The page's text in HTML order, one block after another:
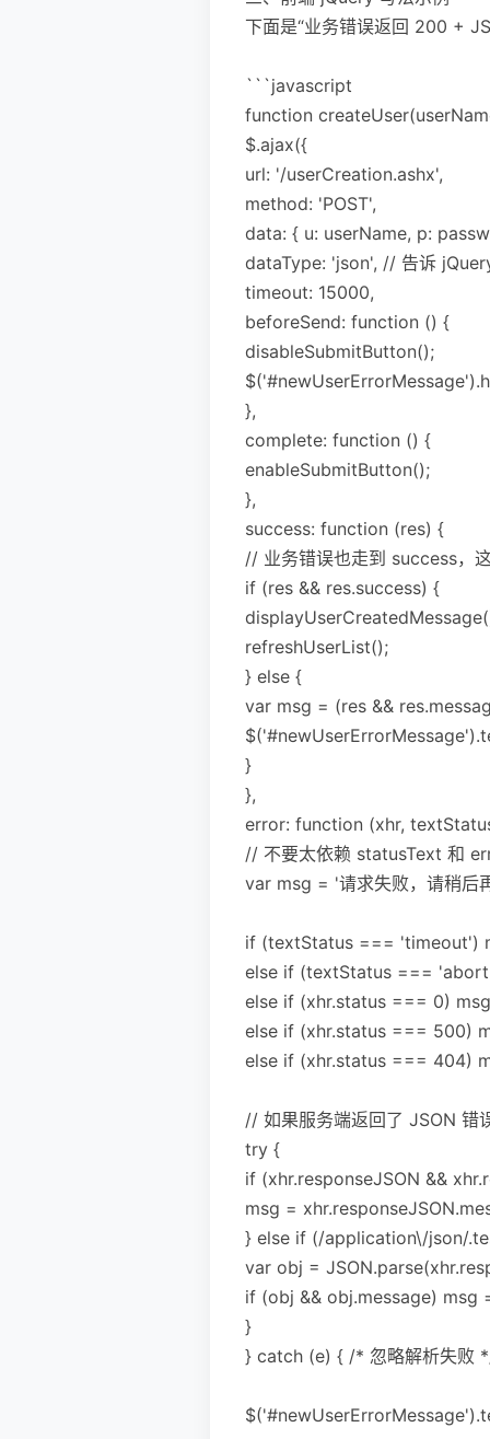
下面是“业务错误返回 200 +
```javascript
function
$.ajax({
url: '/userCreation.ashx',
method: 'POST',
data: { u: userName, p:
dataType: 'json', // 告诉
timeout: 15000,
beforeSend: function () {
disableSubmitButton();
},
complete: function () {
enableSubmitButton();
},
success: function (res) {
// 业务错误也走到 success，
if (res && res.success) {
refreshUserList();
} else {
var msg = (res &&
}
},
error: function (xhr,
// 不要太依赖 statusText 和
var msg = '请求失败，请稍后
if (textStatus === 'timeout')
else if (textStatus ===
else if (xhr.status === 0)
else if (xhr.status === 500)
else if (xhr.status === 404)
// 如果服务端返回了 JSON 错
try {
if (xhr.responseJSON &&
msg =
} else if (/application\/json/
var obj =
if (obj && obj.message) msg
}
} catch (e) { /* 忽略解析失败